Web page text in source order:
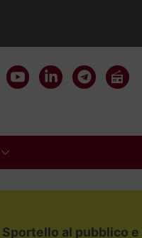
al pubblico